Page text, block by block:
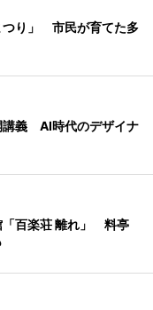
つり」 市民が育てた多
講義 AI時代のデザイナ
「百楽荘 離れ」 料亭